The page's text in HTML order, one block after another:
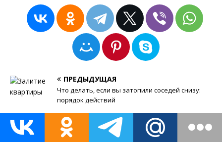
ПРЕДЫДУЩАЯ
Что делать, если вы затопили соседей снизу:
порядок действий
СЛЕДУЮЩАЯ
Онлайн калькулятор расчета плитки на стену в